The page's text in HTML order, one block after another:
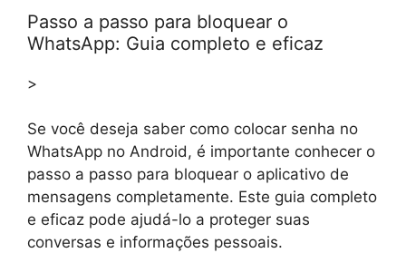
Passo a passo para bloquear o
WhatsApp: Guia completo e eficaz
>
Se você deseja saber como colocar senha no
WhatsApp no Android, é importante conhecer o
passo a passo para bloquear o aplicativo de
mensagens completamente. Este guia completo
e eficaz pode ajudá-lo a proteger suas
conversas e informações pessoais.